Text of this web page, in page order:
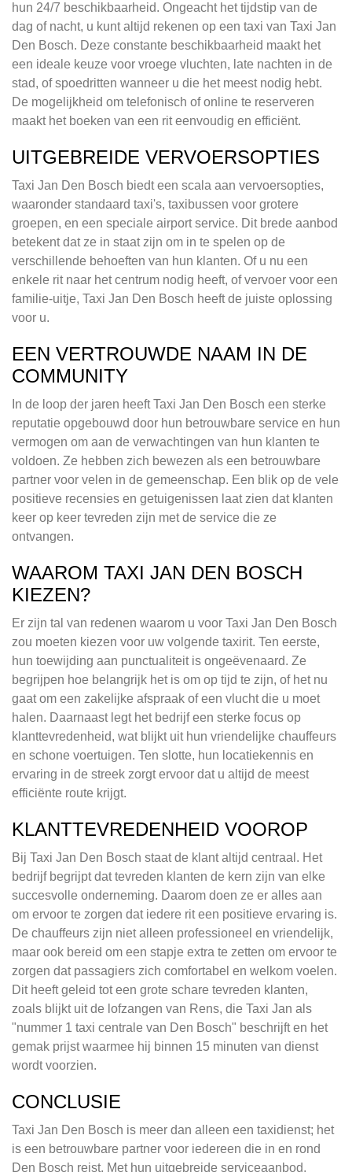
hun 24/7 beschikbaarheid. Ongeacht het tijdstip van de
dag of nacht, u kunt altijd rekenen op een taxi van Taxi Jan
Den Bosch. Deze constante beschikbaarheid maakt het
een ideale keuze voor vroege vluchten, late nachten in de
stad, of spoedritten wanneer u die het meest nodig hebt.
De mogelijkheid om telefonisch of online te reserveren
maakt het boeken van een rit eenvoudig en efficiënt.
UITGEBREIDE VERVOERSOPTIES
Taxi Jan Den Bosch biedt een scala aan vervoersopties,
waaronder standaard taxi's, taxibussen voor grotere
groepen, en een speciale airport service. Dit brede aanbod
betekent dat ze in staat zijn om in te spelen op de
verschillende behoeften van hun klanten. Of u nu een
enkele rit naar het centrum nodig heeft, of vervoer voor een
familie-uitje, Taxi Jan Den Bosch heeft de juiste oplossing
voor u.
EEN VERTROUWDE NAAM IN DE
COMMUNITY
In de loop der jaren heeft Taxi Jan Den Bosch een sterke
reputatie opgebouwd door hun betrouwbare service en hun
vermogen om aan de verwachtingen van hun klanten te
voldoen. Ze hebben zich bewezen als een betrouwbare
partner voor velen in de gemeenschap. Een blik op de vele
positieve recensies en getuigenissen laat zien dat klanten
keer op keer tevreden zijn met de service die ze
ontvangen.
WAAROM TAXI JAN DEN BOSCH
KIEZEN?
Er zijn tal van redenen waarom u voor Taxi Jan Den Bosch
zou moeten kiezen voor uw volgende taxirit. Ten eerste,
hun toewijding aan punctualiteit is ongeëvenaard. Ze
begrijpen hoe belangrijk het is om op tijd te zijn, of het nu
gaat om een zakelijke afspraak of een vlucht die u moet
halen. Daarnaast legt het bedrijf een sterke focus op
klanttevredenheid, wat blijkt uit hun vriendelijke chauffeurs
en schone voertuigen. Ten slotte, hun locatiekennis en
ervaring in de streek zorgt ervoor dat u altijd de meest
efficiënte route krijgt.
KLANTTEVREDENHEID VOOROP
Bij Taxi Jan Den Bosch staat de klant altijd centraal. Het
bedrijf begrijpt dat tevreden klanten de kern zijn van elke
succesvolle onderneming. Daarom doen ze er alles aan
om ervoor te zorgen dat iedere rit een positieve ervaring is.
De chauffeurs zijn niet alleen professioneel en vriendelijk,
maar ook bereid om een stapje extra te zetten om ervoor te
zorgen dat passagiers zich comfortabel en welkom voelen.
Dit heeft geleid tot een grote schare tevreden klanten,
zoals blijkt uit de lofzangen van Rens, die Taxi Jan als
"nummer 1 taxi centrale van Den Bosch" beschrijft en het
gemak prijst waarmee hij binnen 15 minuten van dienst
wordt voorzien.
CONCLUSIE
Taxi Jan Den Bosch is meer dan alleen een taxidienst; het
is een betrouwbare partner voor iedereen die in en rond
Den Bosch reist. Met hun uitgebreide serviceaanbod,